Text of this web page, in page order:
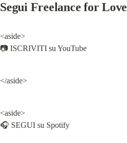
Segui Freelance for Love
<aside>
📷 ISCRIVITI su YouTube
</aside>
<aside>
🎧 SEGUI su Spotify